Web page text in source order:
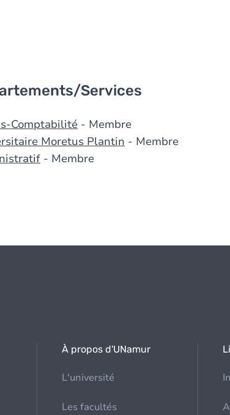
Services
Comptabilité - Membre
Moretus Plantin - Membre
- Membre
À propos d'UNamur
L'université
Les facultés